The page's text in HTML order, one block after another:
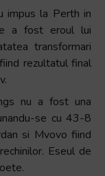
impus la Perth in
a fost eroul lui
transformari
rezultatul final
nu a fost una
se cu 43-8
si Mvovo fiind
Eseul de